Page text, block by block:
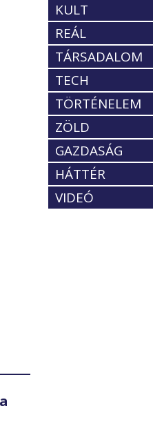
KULT
REÁL
TÁRSADALOM
TECH
TÖRTÉNELEM
ZÖLD
GAZDASÁG
HÁTTÉR
VIDEÓ